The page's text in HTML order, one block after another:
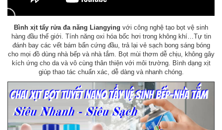
Bình xịt tẩy rửa đa năng Liangying với công nghệ tạo bọt vệ sinh
hàng đầu thế giới. Tính năng oxi hóa bốc hơi trong không khí…Tự tin
đánh bay các vết bám bẩn cứng đầu, trả lại vẻ sạch bong sáng bóng
cho mọi đồ dùng nhà bếp và nhà tắm. Bọt mùi thơm dễ chịu, không gây
kích ứng cho da và vô cùng thân thiện với môi trường. Bình dạng xịt
giúp thao tác chuẩn xác, dễ dàng và nhanh chóng.